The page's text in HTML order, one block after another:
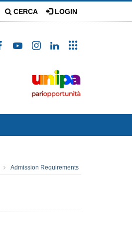
CERCA LOGIN
Admission Requirements